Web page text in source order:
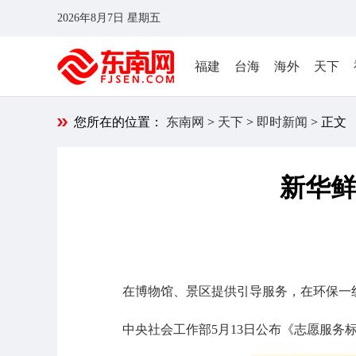
2026年8月7日 星期五
福建 台海 海外 天下
您所在的位置： 东南网 > 天下 > 即时新闻 > 正文
新华
在博物馆、景区提供引导服务，在环保
中央社会工作部5月13日公布《志愿服务